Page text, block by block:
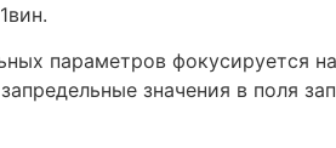
параметров фокусируется
значения в поля